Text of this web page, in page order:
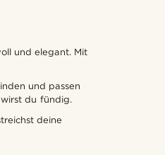
und elegant. Mit
und passen
du fündig.
deine